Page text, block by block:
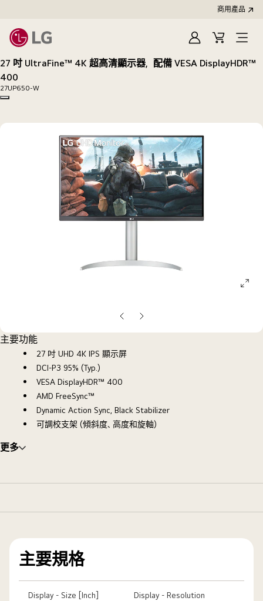
商用產品
登
入
購
物
車
27 吋 UltraFine™ 4K 超高清顯示器，配備 VESA DisplayHDR™
400
27UP650-W
Copy model name
上
一
投
下
一
主要功能
27 吋 UHD 4K IPS 顯示屏
DCI-P3 95% (Typ.)
VESA DisplayHDR™ 400
AMD FreeSync™
Dynamic Action Sync, Black Stabilizer
可調校支架 (傾斜度、高度和旋軸)
更多
主要規格
Display - Size [Inch] Display - Resolution